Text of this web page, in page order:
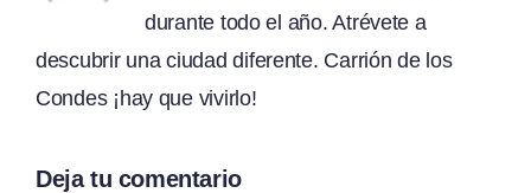
durante todo el año. Atrévete a
descubrir una ciudad diferente. Carrión de los
Condes ¡hay que vivirlo!
Deja tu comentario